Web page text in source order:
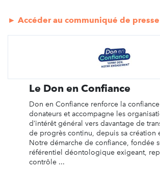
► Accéder au communiqué de
Le Don en Confiance
Don en Confiance renforce la
donateurs et accompagne les
d’intérêt général vers davantage de
de progrès continu, depuis sa création
Notre démarche de confiance, fondée
référentiel déontologique exigeant,
contrôle ...